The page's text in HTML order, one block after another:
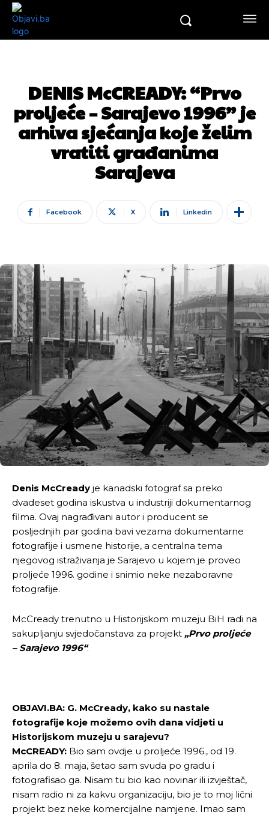
DENIS McCREADY: “Prvo
proljeće – Sarajevo 1996” je
arhiva sjećanja koje želim
vratiti građanima
Sarajeva
Facebook X Linkedin
Denis McCready je kanadski fotograf sa preko
dvadeset godina iskustva u industriji dokumentarnog
filma. Ovaj nagrađivani autor i producent se
posljednjih par godina bavi vezama dokumentarne
fotografije i usmene historije, a centralna tema
njegovog istraživanja je Sarajevo u kojem je proveo
proljeće 1996. godine i snimio neke nezaboravne
fotografije.
McCready trenutno u Historijskom muzeju BiH radi na
sakupljanju svjedočanstava za projekt „Prvo proljeće
– Sarajevo 1996“.
OBJAVI.BA: G. McCready, kako su nastale
fotografije koje možemo ovih dana vidjeti u
Historijskom muzeju u sarajevu?
McCREADY: Bio sam ovdje u proljeće 1996., od 19.
aprila do 8. maja, šetao sam svuda po gradu i
fotografisao ga. Nisam tu bio kao novinar ili izvještač,
nisam radio ni za kakvu organizaciju, bio je to moj lični
projekt bez neke komercijalne namjene. Imao sam